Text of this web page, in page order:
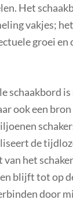
Het
vakjes;
groei en
schaakbord is
ook een
de
het
blijft tot op
door